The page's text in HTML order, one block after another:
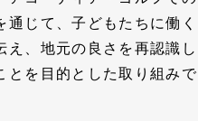
通じて、子どもたちに働く
え、地元の良さを再認識し
とを目的とした取り組みで